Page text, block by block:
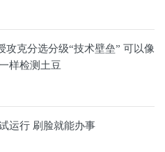
攻克分选分级“技术壁垒” 可以像
样检测土豆
运行 刷脸就能办事